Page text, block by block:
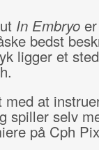
In Embryoer
bedst
ligger et
at
spiller selv
på Cph